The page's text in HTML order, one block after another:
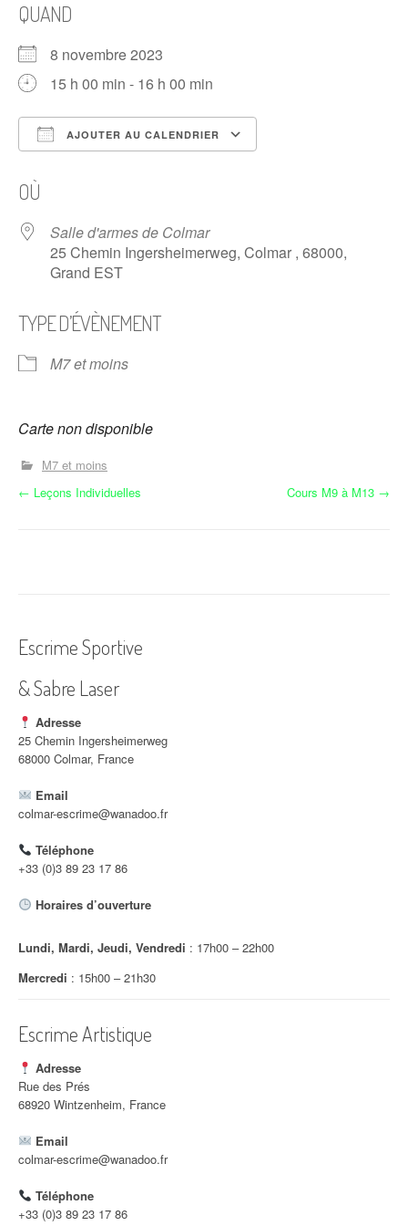
QUAND
8 novembre 2023
15 h 00 min - 16 h 00 min
AJOUTER AU CALENDRIER
OÙ
Salle d'armes de Colmar
25 Chemin Ingersheimerweg, Colmar , 68000,
Grand EST
TYPE D’ÉVÈNEMENT
M7 et moins
Carte non disponible
M7 et moins
N
g
a
t
i
o
n
d
'
a
t
i
c
l
e
← Leçons Individuelles Cours M9 à M13 →
Escrime Sportive
& Sabre Laser
Adresse
25 Chemin Ingersheimerweg
68000 Colmar, France
Email
colmar-escrime@wanadoo.fr
Téléphone
+33 (0)3 89 23 17 86
Horaires d’ouverture
Lundi, Mardi, Jeudi, Vendredi : 17h00 – 22h00
Mercredi : 15h00 – 21h30
Escrime Artistique
Adresse
Rue des Prés
68920 Wintzenheim, France
Email
colmar-escrime@wanadoo.fr
Téléphone
+33 (0)3 89 23 17 86